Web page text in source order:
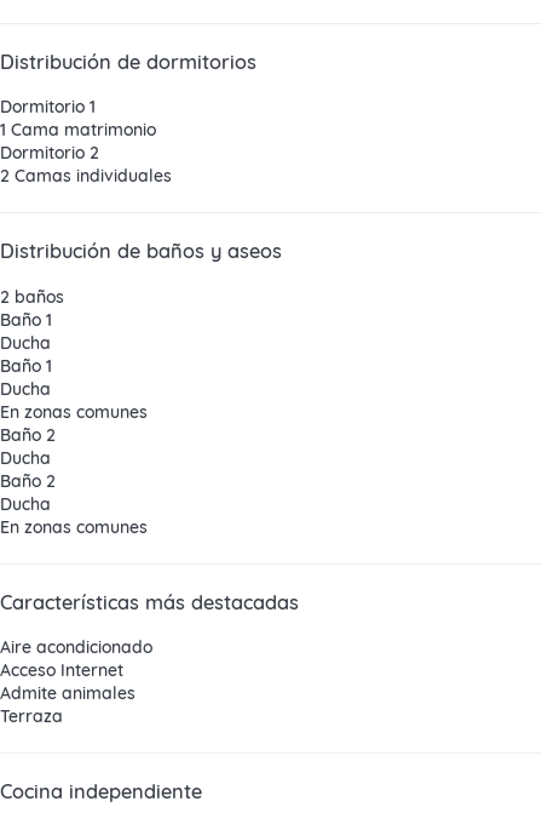
Distribución de dormitorios
Dormitorio 1
1 Cama matrimonio
Dormitorio 2
2 Camas individuales
Distribución de baños y aseos
2 baños
Baño 1
Ducha
Baño 1
Ducha
En zonas comunes
Baño 2
Ducha
Baño 2
Ducha
En zonas comunes
Características más destacadas
Aire acondicionado
Acceso Internet
Admite animales
Terraza
Cocina independiente